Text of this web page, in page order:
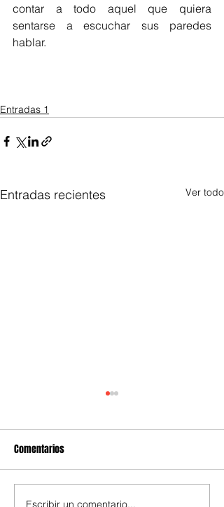
contar a todo aquel que quiera
sentarse a escuchar sus paredes
hablar.
Entradas 1
Entradas recientes Ver todo
Comentarios
Escribir un comentario...